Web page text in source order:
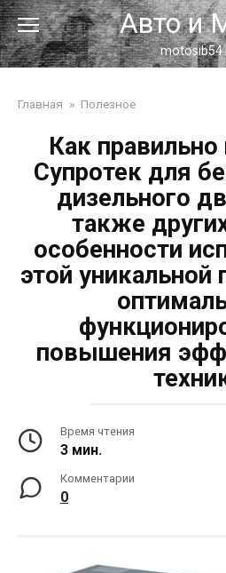
Перейти
к
контенту
Авто и
Главная » Полезное
Как
Супротек для
дизельного
также
особенности
этой уникальной
повышения
Время чтения
3 мин.
Комментарии
0